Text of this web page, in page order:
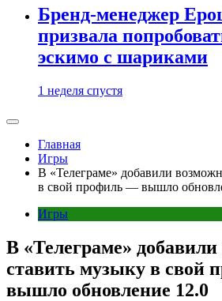
Бренд-менеджер
призвала
эскимо с шариками
1 неделя спустя
Главная
Игры
В «Телеграме» добавили
в свой профиль — вышло
Игры
В «Телеграме»
ставить музыку в свой
вышло обновление 12.0